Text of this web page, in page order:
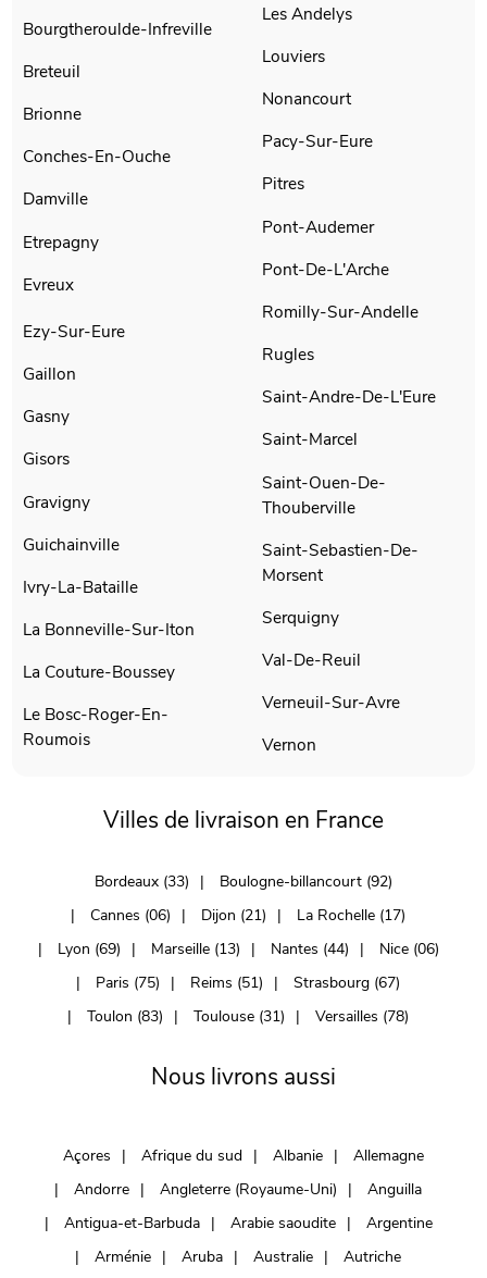
Bourgtheroulde-Infreville
Breteuil
Brionne
Conches-En-Ouche
Damville
Etrepagny
Evreux
Ezy-Sur-Eure
Gaillon
Gasny
Gisors
Gravigny
Guichainville
Ivry-La-Bataille
La Bonneville-Sur-Iton
La Couture-Boussey
Le Bosc-Roger-En-
Roumois
Les Andelys
Louviers
Nonancourt
Pacy-Sur-Eure
Pitres
Pont-Audemer
Pont-De-L'Arche
Romilly-Sur-Andelle
Rugles
Saint-Andre-De-L'Eure
Saint-Marcel
Saint-Ouen-De-
Thouberville
Saint-Sebastien-De-
Morsent
Serquigny
Val-De-Reuil
Verneuil-Sur-Avre
Vernon
Villes de livraison en France
Bordeaux (33)
Boulogne-billancourt (92)
Cannes (06)
Dijon (21)
La Rochelle (17)
Lyon (69)
Marseille (13) Nantes (44)
Nice (06)
Paris (75)
Reims (51)
Strasbourg (67)
Toulon (83)
Toulouse (31) Versailles (78)
Nous livrons aussi
Açores Afrique du sud Albanie
Allemagne
Andorre
Angleterre (Royaume-Uni)
Anguilla
Antigua-et-Barbuda
Arabie saoudite
Argentine
Arménie
Aruba Australie
Autriche